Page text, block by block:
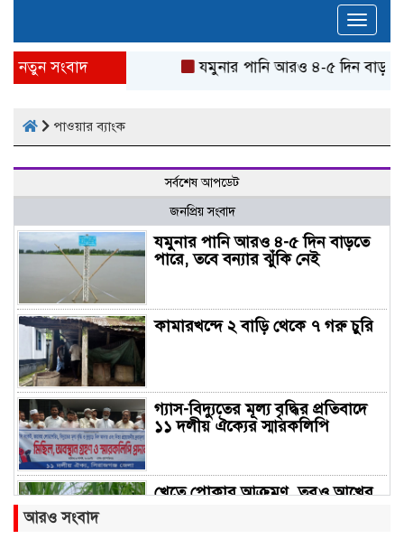
নতুন সংবাদ যমুনার পানি আরও ৪-৫ দিন বাড়তে
পাওয়ার ব্যাংক
সর্বশেষ আপডেট
জনপ্রিয় সংবাদ
যমুনার পানি আরও ৪-৫ দিন বাড়তে
পারে, তবে বন্যার ঝুঁকি নেই
কামারখন্দে ২ বাড়ি থেকে ৭ গরু চুরি
গ্যাস-বিদ্যুতের মূল্য বৃদ্ধির প্রতিবাদে
১১ দলীয় ঐক্যের স্মারকলিপি
খেতে পোকার আক্রমণ, তবুও আখের
আরও সংবাদ